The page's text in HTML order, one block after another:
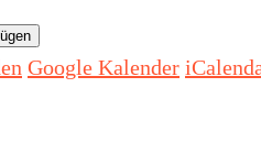
Google Kalender